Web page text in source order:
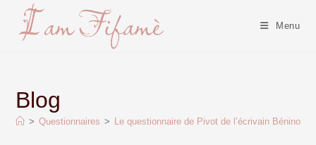
Menu
Blog
> Questionnaires > Le questionnaire de Pivot de l’écrivain Béninois